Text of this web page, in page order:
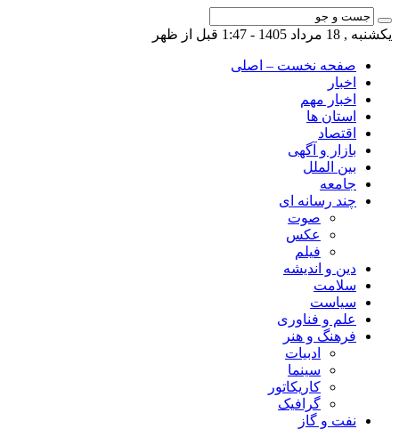
یکشنبه , 18 مرداد 1405 - 1:47 قبل از ظهر
صفحه نخست – اصلی
اخبار
اخبار مهم
استان ها
اقتصاد
بازار و آگهی
بین الملل
جامعه
چند رسانه ای
صوت
عکس
فیلم
دین و اندیشه
سلامت
سیاست
علم و فناوری
فرهنگ و هنر
ادبیات
سینما
کاریکاتور
گرافیک
نفت و گاز